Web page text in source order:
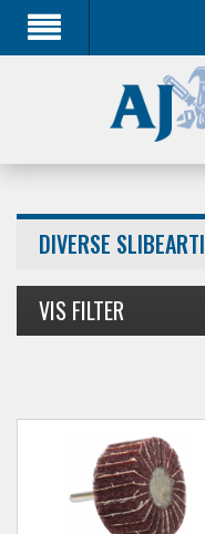
DIVERSE